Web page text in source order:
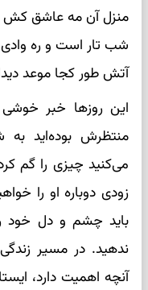
منزل آن مه عاشق کش
شب تار است و ره
آتش طور کجا موعد
این روزها خبر
منتظرش بوده‌اید
می‌کنید چیزی را گم
زودی دوباره او را
باید چشم و دل خود
ندهید. در مسیر
آنچه اهمیت دارد،